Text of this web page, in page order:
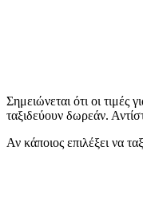
Σημειώνεται ότι οι
ταξιδεύουν δωρεάν.
Αν κάποιος επιλέξει να